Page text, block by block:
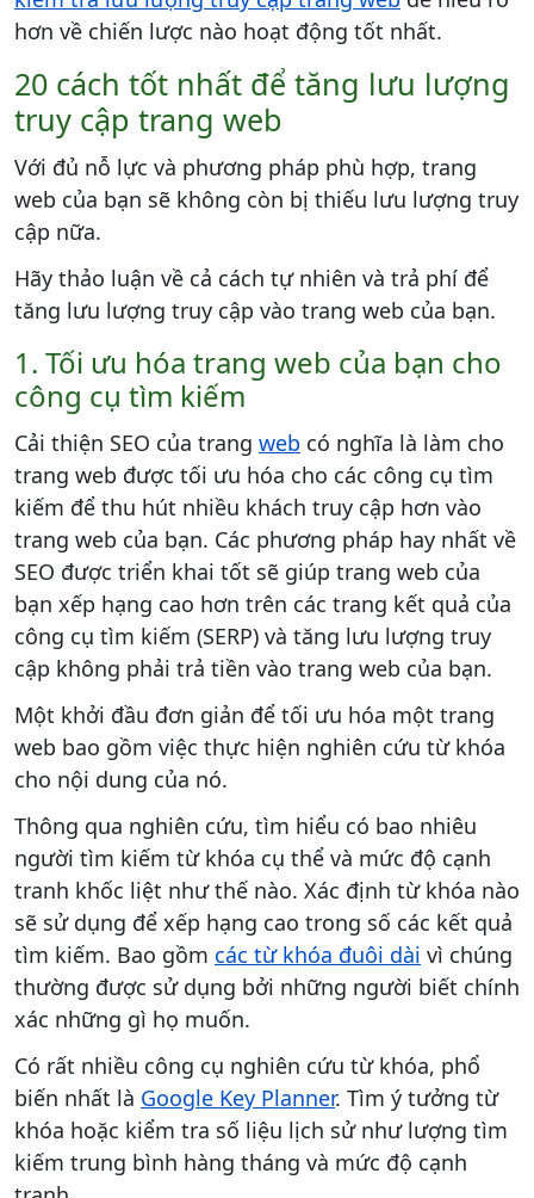
hơn về chiến lược nào hoạt động tốt nhất.
20 cách tốt nhất để tăng lưu lượng
truy cập trang web
Với đủ nỗ lực và phương pháp phù hợp, trang
web của bạn sẽ không còn bị thiếu lưu lượng truy
cập nữa.
Hãy thảo luận về cả cách tự nhiên và trả phí để
tăng lưu lượng truy cập vào trang web của bạn.
1. Tối ưu hóa trang web của bạn cho
công cụ tìm kiếm
Cải thiện SEO của trang web có nghĩa là làm cho
trang web được tối ưu hóa cho các công cụ tìm
kiếm để thu hút nhiều khách truy cập hơn vào
trang web của bạn. Các phương pháp hay nhất về
SEO được triển khai tốt sẽ giúp trang web của
bạn xếp hạng cao hơn trên các trang kết quả của
công cụ tìm kiếm (SERP) và tăng lưu lượng truy
cập không phải trả tiền vào trang web của bạn.
Một khởi đầu đơn giản để tối ưu hóa một trang
web bao gồm việc thực hiện nghiên cứu từ khóa
cho nội dung của nó.
Thông qua nghiên cứu, tìm hiểu có bao nhiêu
người tìm kiếm từ khóa cụ thể và mức độ cạnh
tranh khốc liệt như thế nào. Xác định từ khóa nào
sẽ sử dụng để xếp hạng cao trong số các kết quả
tìm kiếm. Bao gồm các từ khóa đuôi dài vì chúng
thường được sử dụng bởi những người biết chính
xác những gì họ muốn.
Có rất nhiều công cụ nghiên cứu từ khóa, phổ
biến nhất là Google Key Planner. Tìm ý tưởng từ
khóa hoặc kiểm tra số liệu lịch sử như lượng tìm
kiếm trung bình hàng tháng và mức độ cạnh